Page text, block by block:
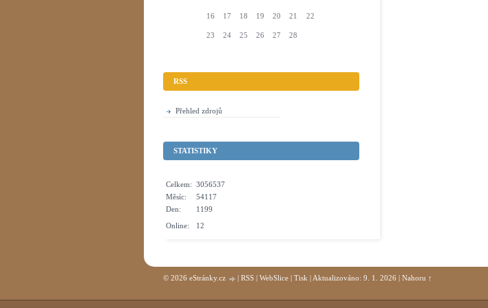
16 17 18 19 20 21 22
23 24 25 26 27 28
RSS
Přehled zdrojů
STATISTIKY
Online: 12
Celkem: 3056537
Měsíc:
54117
Den:
1199
© 2026 eStránky.cz | RSS | WebSlice | Tisk | Aktualizováno: 9. 1. 2026 | Nahoru ↑